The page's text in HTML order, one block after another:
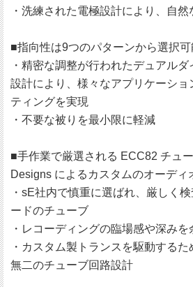
・洗練された電極設計により、自
■指向性は9つのパターンから選択可
・精密な調整が行われたデュアル
設計により、様々なアプリケーショ
ティングを実現
・不要な被りを最小限に軽減
■手作業で厳選される ECC82 チュ
Designs によるカスタムのオーディ
・sE社内で慎重に選ばれ、厳しく
ードのチューブ
・レコーディングの臨場感や深み
・カスタム製トランスを駆動する
無二のチューブ回路設計